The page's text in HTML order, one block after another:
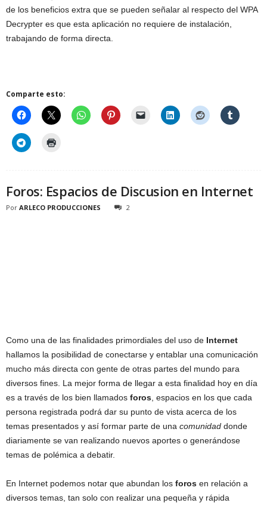
de los beneficios extra que se pueden señalar al respecto del WPA
Decrypter es que esta aplicación no requiere de instalación,
trabajando de forma directa.
Comparte esto:
Foros: Espacios de Discusion en Internet
Por ARLECO PRODUCCIONES 2
Como una de las finalidades primordiales del uso de Internet
hallamos la posibilidad de conectarse y entablar una comunicación
mucho más directa con gente de otras partes del mundo para
diversos fines. La mejor forma de llegar a esta finalidad hoy en día
es a través de los bien llamados foros , espacios en los que cada
persona registrada podrá dar su punto de vista acerca de los
temas presentados y así formar parte de una comunidad donde
diariamente se van realizando nuevos aportes o generándose
temas de polémica a debatir.
En Internet podemos notar que abundan los foros en relación a
diversos temas, tan solo con realizar una pequeña y rápida